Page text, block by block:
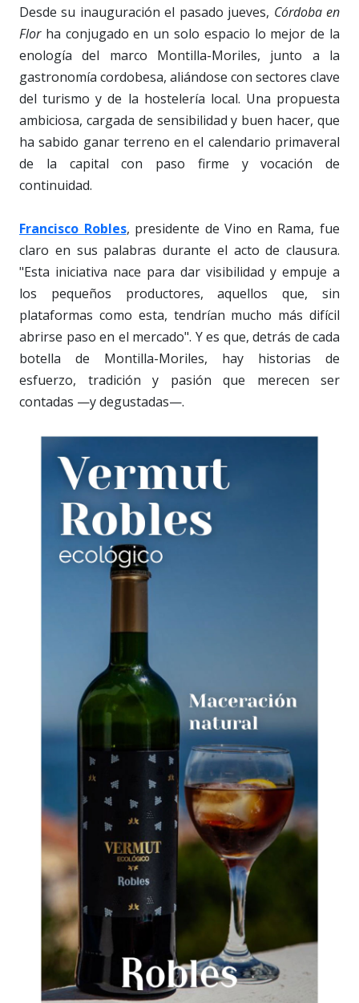
Desde su inauguración el pasado jueves, Córdoba en
Florha conjugado en un solo espacio lo mejor de la
enología del marco Montilla-Moriles, junto a la
gastronomía cordobesa, aliándose con sectores clave
del turismo y de la hostelería local. Una propuesta
ambiciosa, cargada de sensibilidad y buen hacer, que
ha sabido ganar terreno en el calendario primaveral
de la capital con paso firme y vocación de
continuidad.
Francisco Robles, presidente de Vino en Rama, fue
claro en sus palabras durante el acto de clausura.
"Esta iniciativa nace para dar visibilidad y empuje a
los pequeños productores, aquellos que, sin
plataformas como esta, tendrían mucho más difícil
abrirse paso en el mercado". Y es que, detrás de cada
botella de Montilla-Moriles, hay historias de
esfuerzo, tradición y pasión que merecen ser
contadas —y degustadas—.